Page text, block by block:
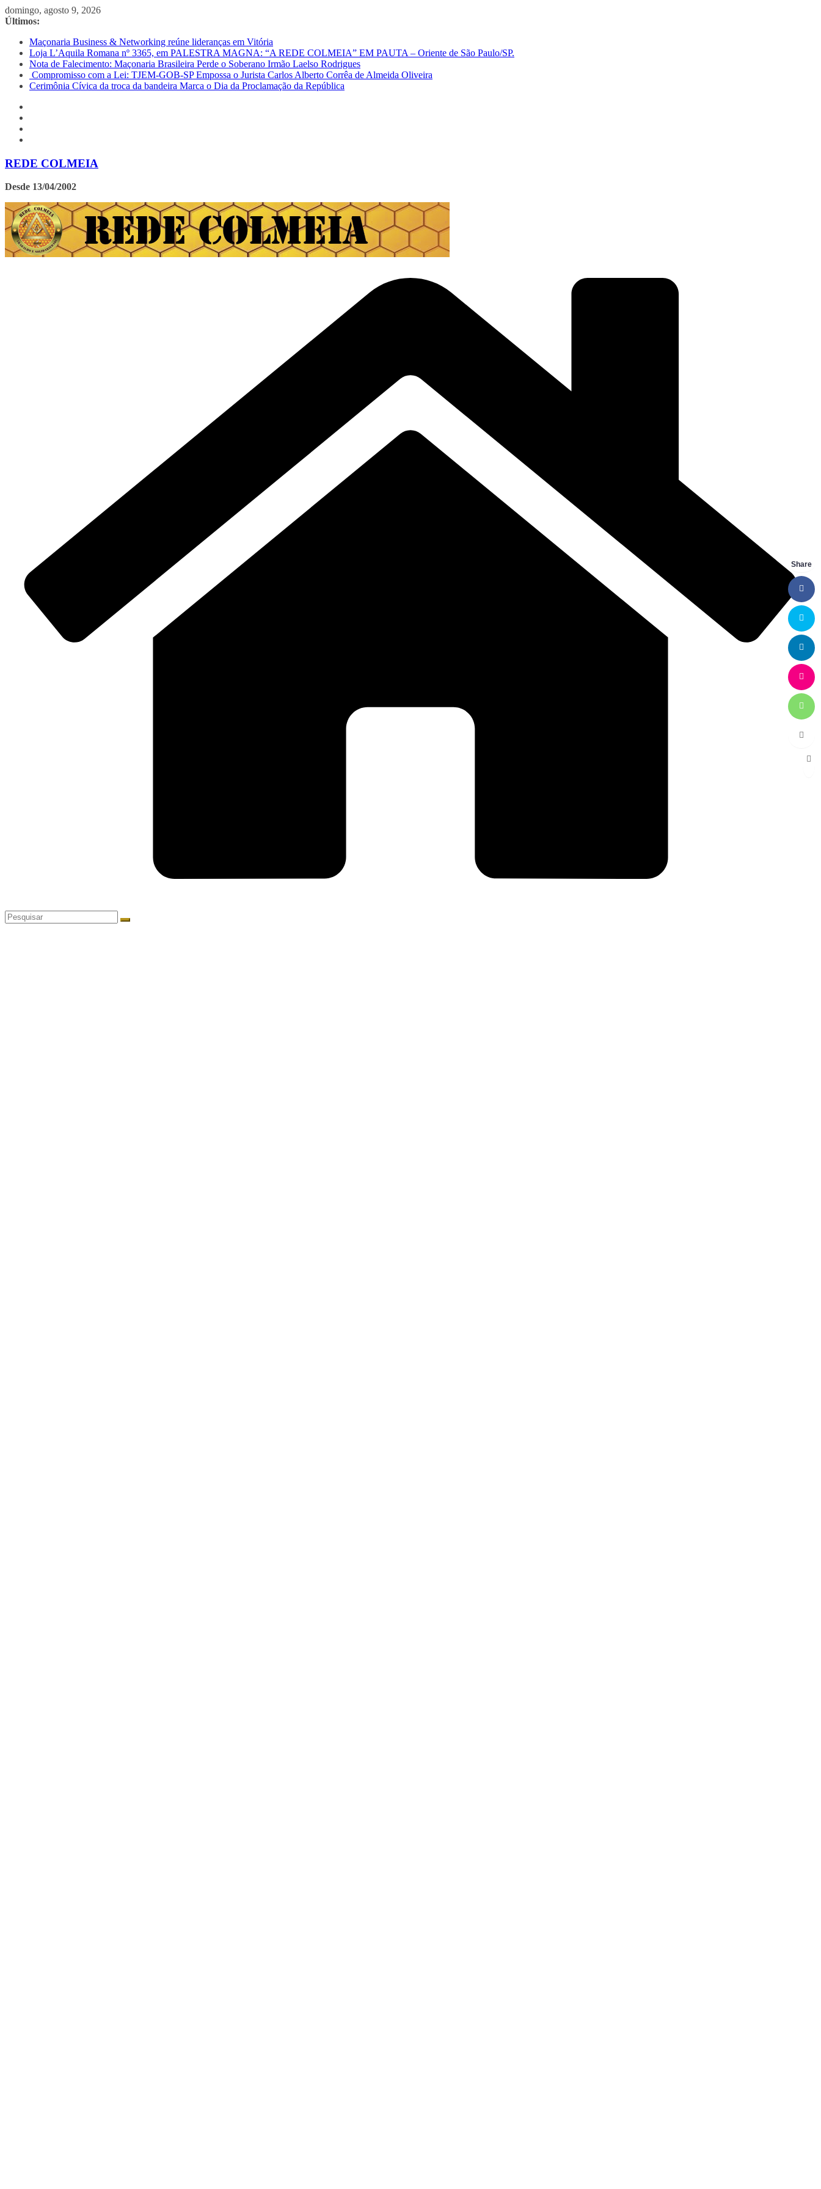
Pular
para
conteúdo
domingo, agosto 9, 2026
Últimos:
Maçonaria Business & Networking reúne lideranças em Vitória
Loja L’Aquila Romana nº 3365, em PALESTRA MAGNA: “A REDE COLMEIA” EM PAUTA – Oriente de São Paulo/SP.
Nota de Falecimento: Maçonaria Brasileira Perde o Soberano Irmão Laelso Rodrigues
Compromisso com a Lei: TJEM-GOB-SP Empossa o Jurista Carlos Alberto Corrêa de Almeida Oliveira
Cerimônia Cívica da troca da bandeira Marca o Dia da Proclamação da República
REDE COLMEIA
Desde 13/04/2002
Share